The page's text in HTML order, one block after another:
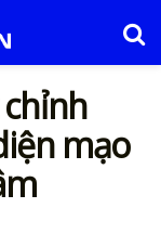
mạo